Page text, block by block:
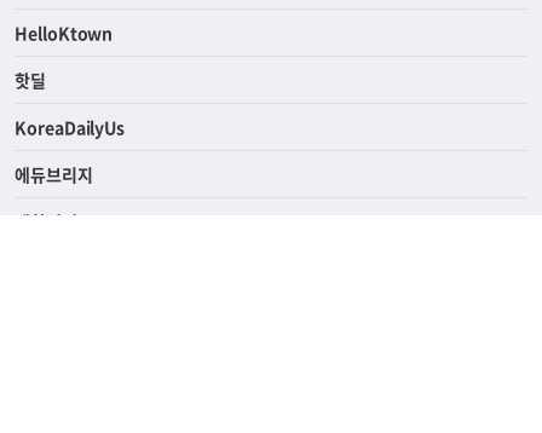
HelloKtown
핫딜
KoreaDailyUs
에듀브리지
생활영어